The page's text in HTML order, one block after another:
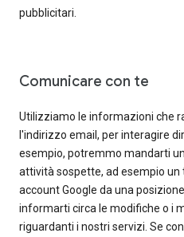
pubblicitari.
Comunicare con te
Utilizziamo le informazioni che
l'indirizzo email, per interagire
esempio, potremmo mandarti
attività sospette, ad esempio
account Google da una
informarti circa le modifiche o i
riguardanti i nostri servizi. Se